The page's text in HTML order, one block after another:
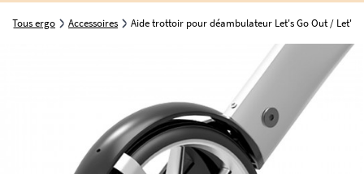
Tous ergo Accessoires Aide trottoir pour déambulateur Let's Go Out / Let's